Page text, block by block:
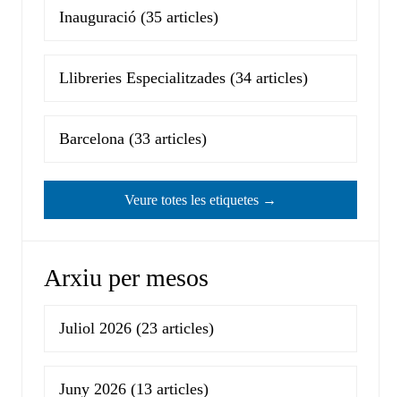
Inauguració (35 articles)
Llibreries Especialitzades (34 articles)
Barcelona (33 articles)
Veure totes les etiquetes →
Arxiu per mesos
Juliol 2026 (23 articles)
Juny 2026 (13 articles)